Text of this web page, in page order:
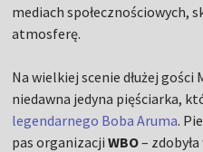
mediach społecznościowych,
atmosferę.
Na wielkiej scenie dłużej gości
niedawna jedyna pięściarka,
legendarnego Boba Aruma.
pas organizacjiWBO–